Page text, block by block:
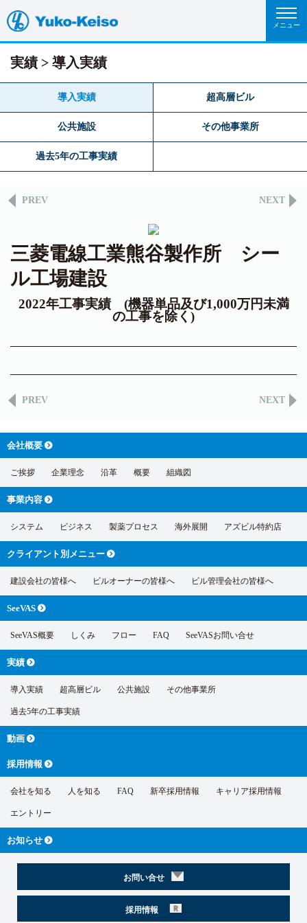
実績 導入実績
導入実績 超高層ビル
公共施設 その他事業所
過去5年の工事実績
PREV NEXT
三菱電線工業熊谷製作所 シー
ル工場建設
2022年工事実績 (機器単品及び1,000万円未満
の工事を除く)
PREV NEXT
会社概要
ご挨拶 企業理念 沿革 概要 組織図
事業内容
システム ビジネス 製薬プロセス 海外展開 アズビル特約店
クライアント別 メニュー
建設会社の皆様へ ビルオーナーの皆様へ ビル管理会社の皆様へ
SeeVAS
SeeVAS概要 しくみ フロー FAQ SeeVASお問い合せ
実績
導入実績 超高層ビル 公共施設 その他事業所
過去5年の工事実績
動画
採用情報
会社を知る 人を知る FAQ 新卒採用情報 キャリア採用情報
エントリー
お知らせ
お問い合せ
採用情報